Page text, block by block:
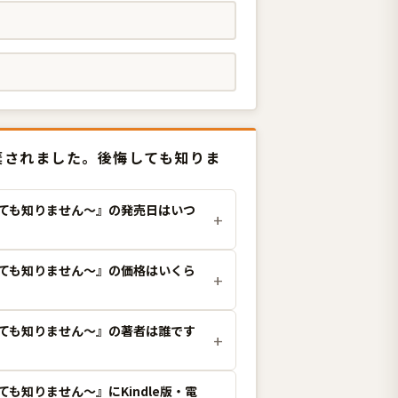
れました。後悔しても知りま
も知りません〜』の発売日はいつ
も知りません〜』の価格はいくら
も知りません〜』の著者は誰です
も知りません〜』にKindle版・電